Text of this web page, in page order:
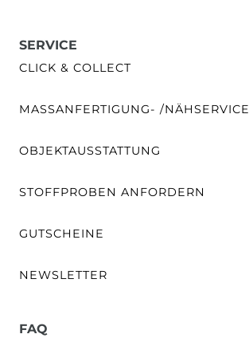
SERVICE
CLICK & COLLECT
MASSANFERTIGUNG- /NÄHSERVICE
OBJEKTAUSSTATTUNG
STOFFPROBEN ANFORDERN
GUTSCHEINE
NEWSLETTER
FAQ